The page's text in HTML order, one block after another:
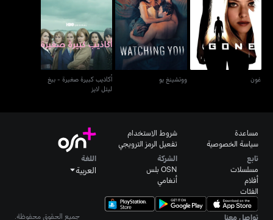
غون
غون
ووتشينغ يو
ووتشينغ يو
أكاذيب كبيرة صغيرة - بيغ
ليتل لايز
أكاذيب كبيرة صغيرة - بيغ
ليتل لايز
مساعدة
سياسة الخصوصية
شروط الاستخدام
تفعيل الرمز الترويجي
تابع
مسلسلات
أفلام
الفئات
الشركة
OSN بلس
أنغامي
اللغة
العربية
تواصل معنا جميع الحقوق محفوظة.